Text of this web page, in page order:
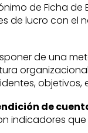
de
lucro con el
de una
objetivos,
de
indicadores